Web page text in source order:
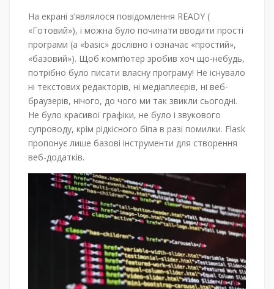
На екрані з’являлося повідомлення READY (
«Готовий»), і можна було починати вводити прості
програми (а «basic» дослівно і означає «простий»,
«базовий»). Щоб комп’ютер зробив хоч що-небудь,
потрібно було писати власну програму! Не існувало
ні текстових редакторів, ні медіаплеєрів, ні веб-
браузерів, нічого, до чого ми так звикли сьогодні.
Не було красивої графіки, не було і звукового
супроводу, крім рідкісного біпа в разі помилки. Flask
пропонує лише базові інструменти для створення
веб-додатків.